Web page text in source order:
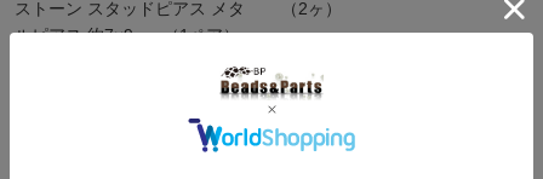
ストーン スタッドピアス メタ
ルピアス 約7×9mm（1ペア）
（2ヶ）